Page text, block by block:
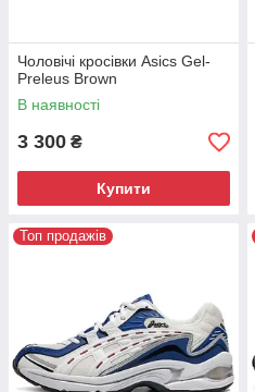
Чоловічі кросівки Asics Gel-
Preleus Brown
В наявності
3 300 ₴
Купити
Топ продажів